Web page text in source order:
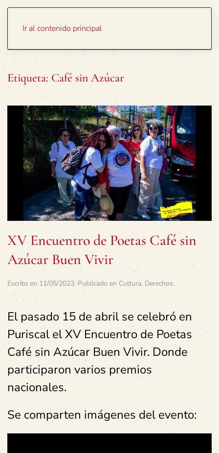
Ir al contenido principal
Etiqueta: Café sin Azúcar
XV Encuentro de Poetas Café sin
Azúcar Buen Vivir
Escrito en 11/05/2023. Publicado en Cultura, Derechos.
El pasado 15 de abril se celebró en
Puriscal el XV Encuentro de Poetas
Café sin Azúcar Buen Vivir. Donde
participaron varios premios
nacionales.
Se comparten imágenes del evento: